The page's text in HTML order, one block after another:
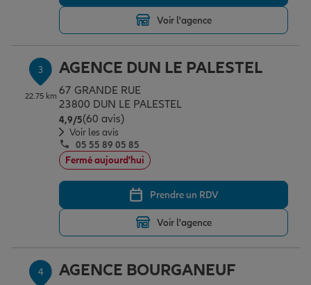
Garantie des accidents de la vie
Assurance scolaire
Protection juridique
Tous nos devis d'assurance
Voir l'agence
3
22.75 km
AGENCE DUN LE PALESTEL
67 GRANDE RUE
23800 DUN LE PALESTEL
4,9/5Note de 4.9 sur 5
(60 avis)
Voir les avis
05 55 89 05 85
Fermé aujourd'hui
Prendre un RDV
Voir l'agence
4 AGENCE BOURGANEUF